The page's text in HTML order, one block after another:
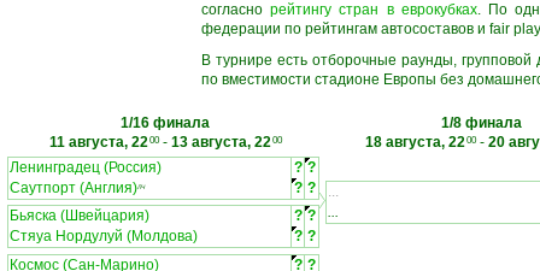
согласнорейтингу стран в еврокубках. По
федерации по рейтингам автосоставов и fair
В турнире есть отборочные раунды,
по вместимости стадионе Европы без
1/16 финала
11 августа, 2200- 13 августа, 2200
1/8 финала
18 августа, 2200- 20
Ленинградец (Россия)
? ?
Саутпорт (Англия)ЛЧ ? ?
Бьяска (Швейцария)
? ?
Стяуа Нордулуй (Молдова)
? ?
...
...
Космос (Сан-Марино) ? ?